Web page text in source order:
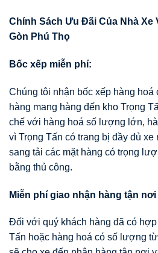
Chính Sách Ưu Đãi Của Nhà Xe
Gòn Phú Thọ
Bốc xếp miễn phí:
Chúng tôi nhận bốc xếp hàng hoá
hàng mang hàng đến kho Trọng
chế với hàng hoá số lượng lớn,
vì Trọng Tấn có trang bị đầy đủ
sang tải các mặt hàng có trọng
bằng thủ công.
Miễn phí giao nhận hàng tận nơi
Đối với quý khách hàng đã có
Tấn hoặc hàng hoá có số lượng